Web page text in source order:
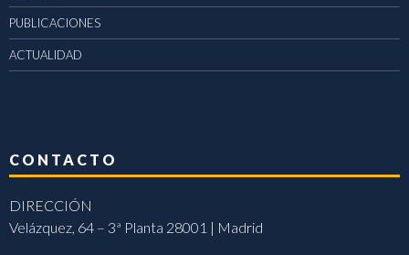
PUBLICACIONES
ACTUALIDAD
CONTACTO
DIRECCIÓN
Velázquez, 64 – 3ª Planta 28001 | Madrid